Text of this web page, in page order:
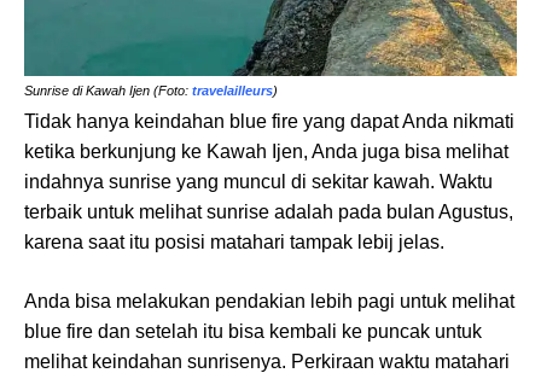
Sunrise di Kawah Ijen (Foto: travelailleurs)
Tidak hanya keindahan blue fire yang dapat Anda nikmati
ketika berkunjung ke Kawah Ijen, Anda juga bisa melihat
indahnya sunrise yang muncul di sekitar kawah. Waktu
terbaik untuk melihat sunrise adalah pada bulan Agustus,
karena saat itu posisi matahari tampak lebij jelas.
Anda bisa melakukan pendakian lebih pagi untuk melihat
blue fire dan setelah itu bisa kembali ke puncak untuk
melihat keindahan sunrisenya. Perkiraan waktu matahari